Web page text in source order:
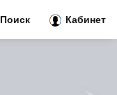
Поиск Кабинет